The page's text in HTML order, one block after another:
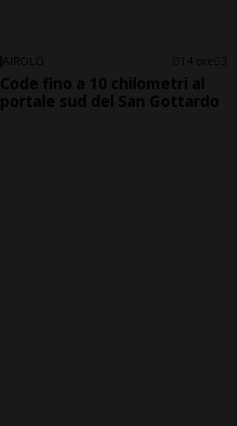
AIROLO 14 ore 3
Code fino a 10 chilometri al
portale sud del San Gottardo